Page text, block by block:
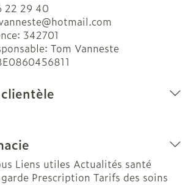
22 29 40
hotmail.com
342701
Tom Vanneste
Liens utiles Actualités santé
Prescription Tarifs des soins